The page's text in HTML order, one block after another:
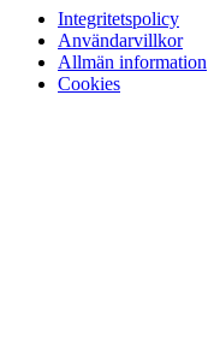
Integritetspolicy
Användarvillkor
Allmän information
Cookies